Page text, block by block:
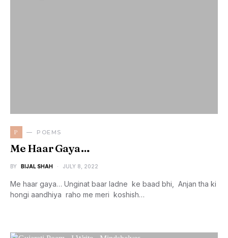
P POEMS
Me Haar Gaya…
BY BIJAL SHAH JULY 8, 2022
Me haar gaya… Unginat baar ladne ke baad bhi, Anjan tha ki
hongi aandhiya raho me meri koshish…